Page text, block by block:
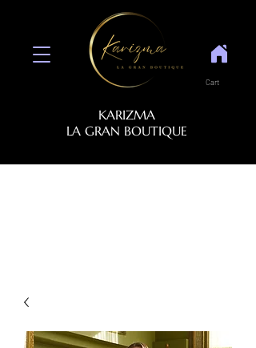
KARIZMA
LA GRAN BOUTIQUE
Cart